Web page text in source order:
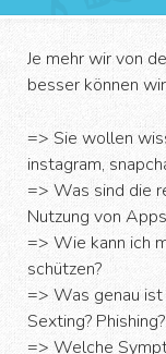
Je mehr wir von
besser können
=> Sie wollen
instagram,
=> Was sind die
Nutzung von
=> Wie kann ich
schützen?
=> Was genau ist
Sexting? Phishing?
=> Welche